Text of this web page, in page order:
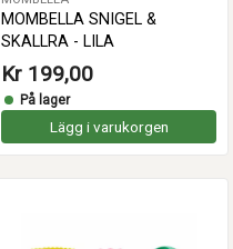
MOMBELLA SNIGEL &
SKALLRA - LILA
Kr 199,00
På lager
Lägg i varukorgen